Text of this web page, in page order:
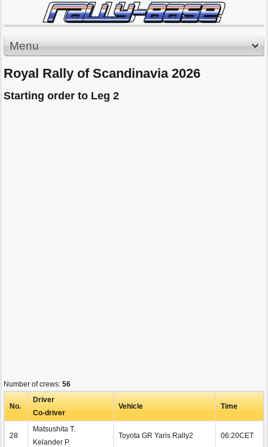
Menu
Royal Rally of Scandinavia 2026
Starting order to Leg 2
Number of crews: 56
No.
Driver
Co-driver
Vehicle Time
28
Matsushita T.
Kelander P.
Toyota GR Yaris Rally2 06:20CET